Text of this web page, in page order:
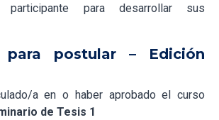
participante para desarrollar sus
para postular – Edición
a en o haber aprobado el curso
de Tesis 1